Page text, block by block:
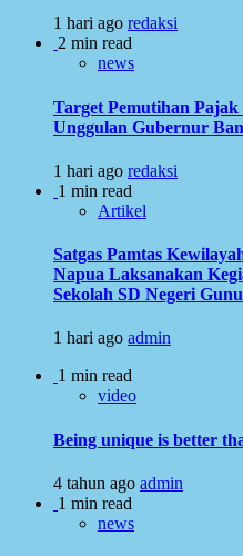
1 hari ago redaksi
2 min read
news
Target Pemutihan
Unggulan Gubernur
1 hari ago redaksi
1 min read
Artikel
Satgas Pamtas
Napua Laksanakan
Sekolah SD Negeri
1 hari ago admin
1 min read
video
Being unique is better
4 tahun ago admin
1 min read
news